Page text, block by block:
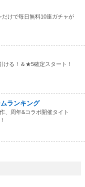
けで毎日無料10連ガチャが
ける！＆★5確定スタート！
ランキング
、周年&コラボ開催タイト